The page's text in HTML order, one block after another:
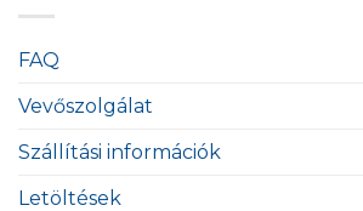
FAQ
Vevőszolgálat
Szállítási információk
Letöltések